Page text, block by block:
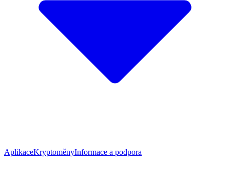
AplikaceKryptoměnyInformace a podpora